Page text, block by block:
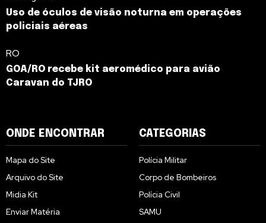
Uso de óculos de visão noturna em operações
policiais aéreas
RO
GOA/RO recebe kit aeromédico para avião
Caravan do TJRO
ONDE ENCONTRAR
Mapa do Site
Arquivo do Site
Midia Kit
Enviar Matéria
CATEGORIAS
Polícia Militar
Corpo de Bombeiros
Polícia Civil
SAMU